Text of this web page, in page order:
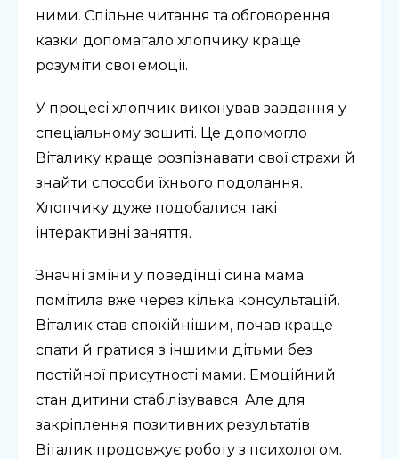
ними. Спільне читання та обговорення
казки допомагало хлопчику краще
розуміти свої емоції.
У процесі хлопчик виконував завдання у
спеціальному зошиті. Це допомогло
Віталику краще розпізнавати свої страхи й
знайти способи їхнього подолання.
Хлопчику дуже подобалися такі
інтерактивні заняття.
Значні зміни у поведінці сина мама
помітила вже через кілька консультацій.
Віталик став спокійнішим, почав краще
спати й гратися з іншими дітьми без
постійної присутності мами. Емоційний
стан дитини стабілізувався. Але для
закріплення позитивних результатів
Віталик продовжує роботу з психологом.